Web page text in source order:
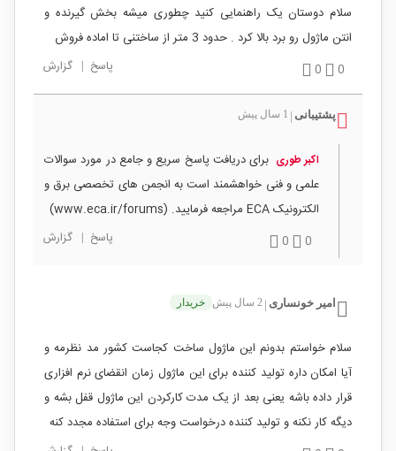
سلام دوستان یک راهنمایی کنید چطوری میشه بخش گیرنده و
انتن ماژول رو برد بالا کرد . حدود 3 متر از ساختنی تا اماده فروش
0
0 پاسخ | گزارش
پشتیبانی 1 سال پیش
اکبر طوری برای دریافت پاسخ سریع و جامع در مورد سوالات
علمی و فنی خواهشمند است به انجمن های تخصصی برق و
الکترونیک ECA مراجعه فرمایید. (www.eca.ir/forums)
0
0 پاسخ | گزارش
امیر خونساری 2 سال پیش خریدار
سلام خواستم بدونم این ماژول ساخت کجاست کشور مد نظرمه و
آیا امکان داره تولید کننده برای این ماژول زمان انقضای نرم افزاری
قرار داده باشه یعنی بعد از یک مدت کارکردن این ماژول قفل بشه و
دیگه کار نکنه و تولید کننده درخواست وجه برای استفاده مجدد کنه